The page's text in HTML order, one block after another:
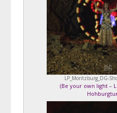
LP_Moritzburg_DG-
(Be your own light –